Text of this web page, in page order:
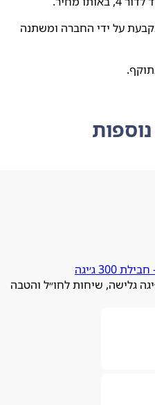
על ידי החברה ומשתנה
גדולה עם 300 ג׳יגה גלישה, שיחות לחו״ל והטבה